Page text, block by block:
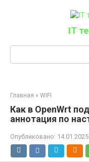
IT
Главная » WIFI
Как в OpenWrt
аннотация по
Опубликовано: 14.01.2025